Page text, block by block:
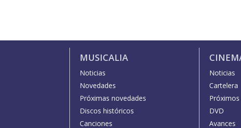
MUSICALIA
Noticias
Novedades
Próximas novedades
Discos históricos
Canciones
Noticias
Cartelera
DVD
Avances